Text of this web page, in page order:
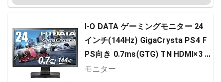
I-O DATA ゲーミングモニター 24
インチ(144Hz) GigaCrysta PS4 F
PS向き 0.7ms(GTG) TN HDMI×3 D
P 高さ調整 回転 EX-LDGC241HTB2
モニター